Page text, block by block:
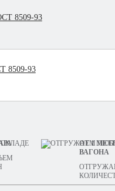
8509-93
8509-93
ОТ 1
ВАГОНА